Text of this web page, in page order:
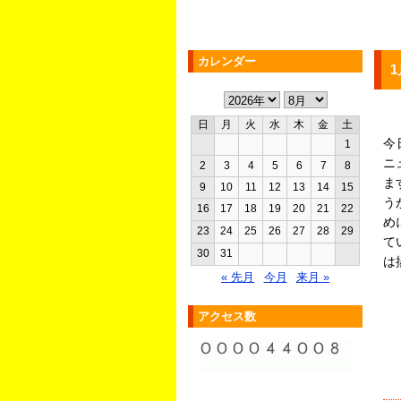
1
今
ニ
ま
う
め
て
は
カレンダー
日 月 火 水 木 金
土
1
2
3 4 5 6 7
8
9
10 11 12 13 14
15
16
17 18 19 20 21
22
23
24 25 26 27 28
29
30
31
« 先月 今月 来月 »
アクセス数